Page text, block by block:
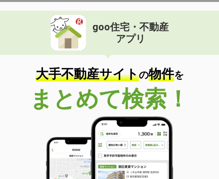
goo住宅・不動産
アプリ
大手不動産サイトの物件を
まとめて検索！